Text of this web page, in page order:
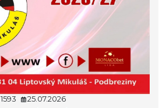
1593 25.07.2026